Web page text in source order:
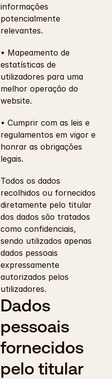
informações
potencialmente
relevantes.
• Mapeamento de
estatísticas de
utilizadores para uma
melhor operação do
website.
• Cumprir com as leis e
regulamentos em vigor e
honrar as obrigações
legais.
Todos os dados
recolhidos ou fornecidos
diretamente pelo titular
dos dados são tratados
como confidenciais,
sendo utilizados apenas
dados pessoais
expressamente
autorizados pelos
utilizadores.
Dados
pessoais
fornecidos
pelo titular